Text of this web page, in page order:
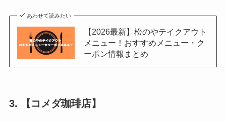
あわせて読みたい
【2026最新】松のやテイクアウト
メニュー！おすすめメニュー・ク
ーポン情報まとめ
3. 【コメダ珈琲店】